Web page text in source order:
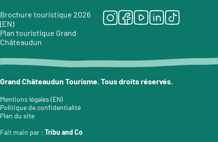
Brochure touristique 2026
(EN)
Plan touristique Grand
Châteaudun
Instagram
Facebook
Youtube
LinkedIn
Tiktok
Grand Châteaudun Tourisme. Tous droits réservés.
Mentions légales (EN)
Politique de confidentialité
Plan du site
Fait main par : Tribu and Co